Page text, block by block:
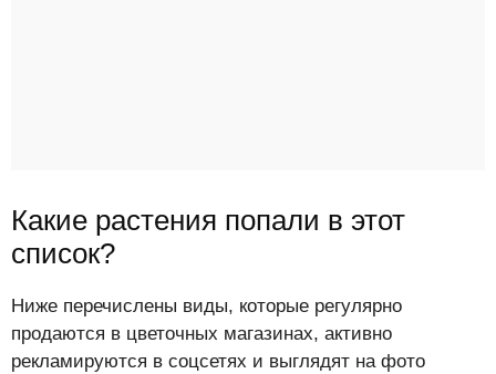
Какие растения попали в этот
список?
Ниже перечислены виды, которые регулярно
продаются в цветочных магазинах, активно
рекламируются в соцсетях и выглядят на фото